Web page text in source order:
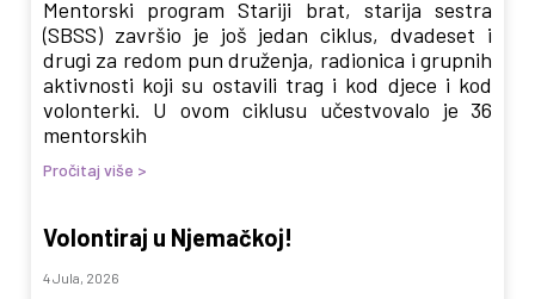
Mentorski program Stariji brat, starija sestra
(SBSS) završio je još jedan ciklus, dvadeset i
drugi za redom pun druženja, radionica i grupnih
aktivnosti koji su ostavili trag i kod djece i kod
volonterki. U ovom ciklusu učestvovalo je 36
mentorskih
Pročitaj više >
Volontiraj u Njemačkoj!
4 Jula, 2026